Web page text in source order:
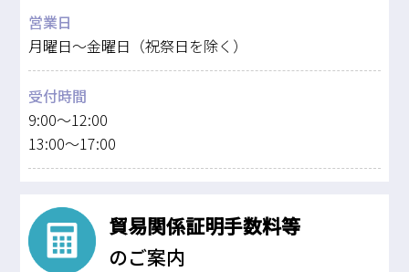
営業日
月曜日～金曜日（祝祭日を除く）
受付時間
9:00～12:00
13:00～17:00
貿易関係証明手数料等
のご案内